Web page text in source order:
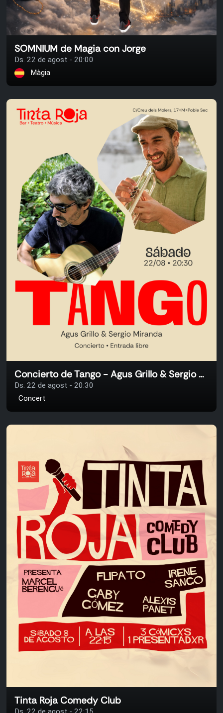
SOMNIUM de Magia con Jorge
Ds. 22 de agost - 20:00
Màgia
Concierto de Tango - Agus Grillo & Sergio Miranda
Ds. 22 de agost - 20:30
Concert
Tinta Roja Comedy Club